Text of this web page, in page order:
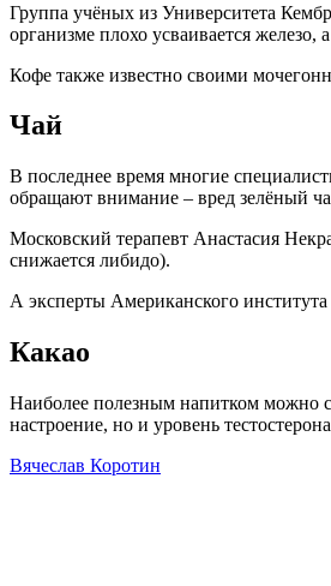
Группа учёных из Университета
организме плохо усваивается железо,
Кофе также известно своими
Чай
В последнее время многие
обращают внимание – вред зелёный
Московский терапевт Анастасия
снижается либидо).
А эксперты Американского
Какао
Наиболее полезным напитком можно
настроение, но и уровень
Вячеслав Коротин